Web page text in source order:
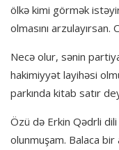
ölkə kimi görmək
olmasını arzulayırsan.
Necə olur, sənin
hakimiyyət layihəsi
parkında kitab satır
Özü də Erkin Qədrli
olunmuşam. Balaca